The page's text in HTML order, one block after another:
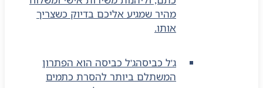
מהיר שמגיע אליכם בדיוק כשצריך
אותו.
ג'ל כביסהג'ל כביסה הוא הפתרון
המשתלם ביותר להסרת כתמים